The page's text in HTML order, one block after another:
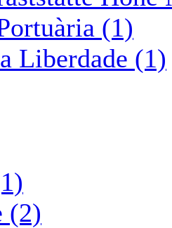
(1)
Liberdade (1)
(2)